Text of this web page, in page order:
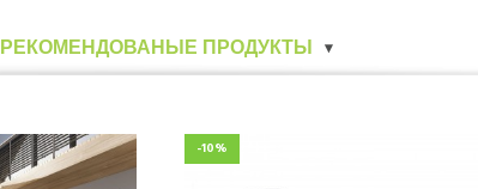
РЕКОМЕНДОВАНЫЕ ПРОДУКТЫ
-10%